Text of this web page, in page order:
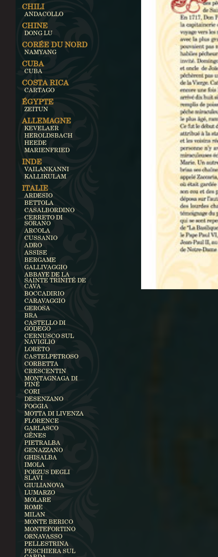
CHILI
ANDACOLLO
CHINE
DONG LU
CORÉE DU NORD
NAMYANG
CUBA
CUBA
COSTA RICA
CARTAGO
ÉGYPTE
ZEITUN
ALLEMAGNE
KEVELAER
HEROLDSBACH
HEEDE
MARIENFRIED
INDE
VAILANKANNI
KALLIKULAM
ITALIE
ARDESIO
BETTOLA
CASALBORDINO
CERRETO DI
SORANO
ARCOLA
CUSSANIO
ADRO
ASSISE
BERGAME
GALLIVAGGIO
ABBAYE DE LA
SAINTE TRINITÉ DE
CAVA
BOCCADIRIO
CARAVAGGIO
GEROSA
BRA
CASTELLO DI
GODEGO
CERNUSCO SUL
NAVIGLIO
LORETO
CASTELPETROSO
CORBETTA
CRESCENTIN
MONTAGNAGA DI
PINÉ
CORI
DESENZANO
FOGGIA
MOTTA DI LIVENZA
FLORENCE
GARLASCO
GÊNES
PIETRALBA
GENAZZANO
GHISALBA
IMOLA
PORZUS DEGLI
SLAVI
GIULIANOVA
LUMARZO
MOLARE
ROME
MILAN
MONTE BERICO
MONTEFORTINO
ORNAVASSO
PELLESTRINA
PESCHIERA SUL